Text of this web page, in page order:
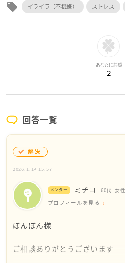
local_offer イライラ（不機嫌） ストレス
あなたに共感
2
回答一覧
解決
2026.1.14 15:57
メンター ミチコ 60代 女性
プロフィールを見る
ぼんぼん様
ご相談ありがとうございます